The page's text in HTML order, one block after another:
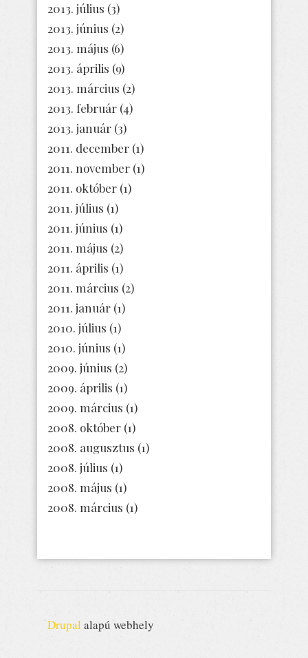
2013. július (3)
2013. június (2)
2013. május (6)
2013. április (9)
2013. március (2)
2013. február (4)
2013. január (3)
2011. december (1)
2011. november (1)
2011. október (1)
2011. július (1)
2011. június (1)
2011. május (2)
2011. április (1)
2011. március (2)
2011. január (1)
2010. július (1)
2010. június (1)
2009. június (2)
2009. április (1)
2009. március (1)
2008. október (1)
2008. augusztus (1)
2008. július (1)
2008. május (1)
2008. március (1)
Drupal alapú webhely